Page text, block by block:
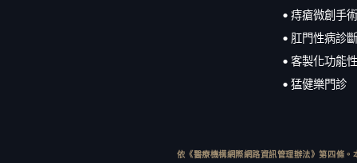
• 痔瘡微創手
• 肛門性病診
• 客製化功能
• 猛健樂門診
依《醫療機構網際網路資訊管理辦法》第四條